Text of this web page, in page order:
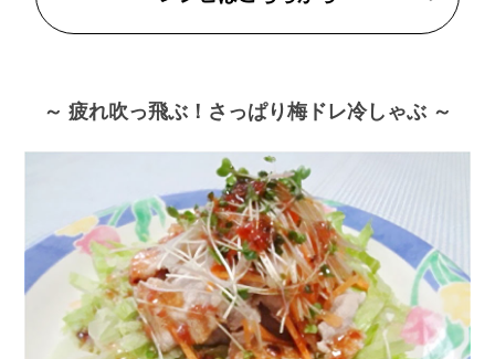
～ 疲れ吹っ飛ぶ！さっぱり梅ドレ冷しゃぶ ～